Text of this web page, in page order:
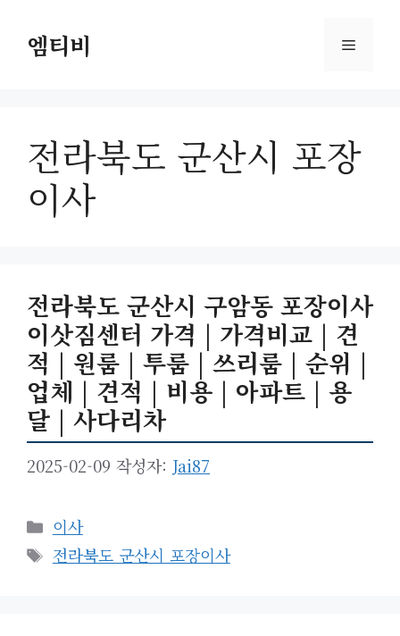
엠티비 메
전라북도 군산시 포장
이사
전라북도 군산시 구암동 포장이사
이삿짐센터 가격 | 가격비교 | 견
적 | 원룸 | 투룸 | 쓰리룸 | 순위 |
업체 | 견적 | 비용 | 아파트 | 용
달 | 사다리차
2025-02-09 작성자: Jai87
카
테
고
이사
태
전라북도 군산시 포장이사